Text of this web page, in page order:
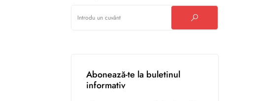
Abonează-te la buletinul
informativ